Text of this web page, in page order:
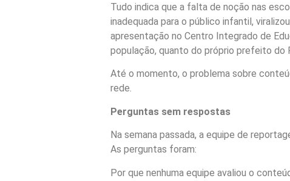
Tudo indica que a falta de noção nas
inadequada para o público infantil,
apresentação no Centro Integrado de
população, quanto do próprio prefeito do
Até o momento, o problema sobre
rede.
Perguntas sem respostas
Na semana passada, a equipe de
As perguntas foram:
Por que nenhuma equipe avaliou o